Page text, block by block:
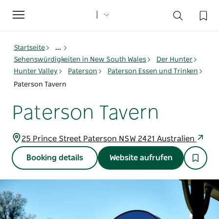
Toggle
navigation
Startseite
...
Sehenswürdigkeiten in New South Wales
Der Hunter
Hunter Valley
Paterson
Paterson Essen und Trinken
Paterson Tavern
Paterson Tavern
25 Prince Street Paterson NSW 2421 Australien
Booking details Website aufrufen